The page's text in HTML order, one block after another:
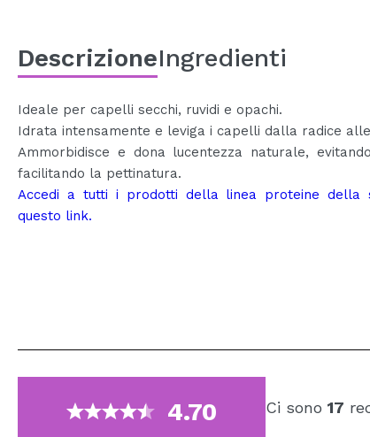
PROSSIMAMENTE
DescrizioneIngredienti
Ideale per capelli secchi, ruvidi e opachi.
Idrata intensamente e leviga i capelli dalla radice
Ammorbidisce e dona lucentezza naturale,
facilitando la pettinatura.
Accedi a tutti i prodotti della linea proteine della
questo link.
4.70 Ci sono 17